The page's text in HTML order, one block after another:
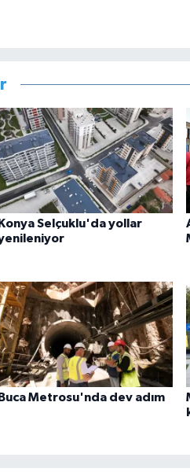
Konya Selçuklu'da yollar
Buca Metrosu'nda dev adım